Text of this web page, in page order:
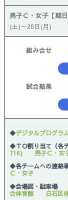
男子Ｃ・女子【期日
(土)～20日(月)
組み合せ
試合結果
◆デジタルプログラ
◆ＴＯ割り当て（各
716)
男子Ｃ・女
◆各チームへの連
Ｃ・女子
◆会場図・駐車場
合体育館
白石区